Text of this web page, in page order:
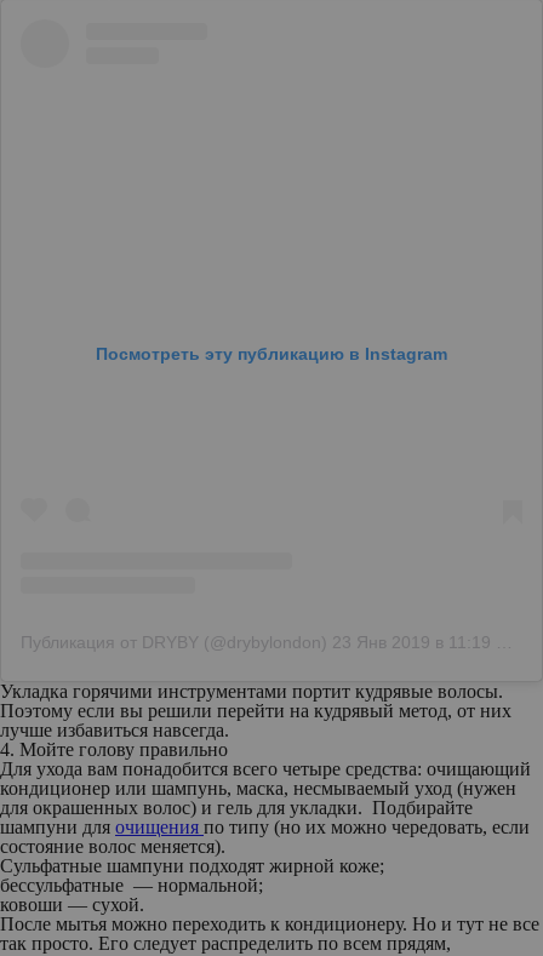
Посмотреть эту публикацию в Instagram
Публикация от DRYBY (@drybylondon) 23 Янв 2019 в 11:19 PST
Укладка горячими инструментами портит кудрявые волосы.
Поэтому если вы решили перейти на кудрявый метод, от них
лучше избавиться навсегда.
4. Мойте голову правильно
Для ухода вам понадобится всего четыре средства: очищающий
кондиционер или шампунь, маска, несмываемый уход (нужен
для окрашенных волос) и гель для укладки. Подбирайте
шампуни для очищения по типу (но их можно чередовать, если
состояние волос меняется).
Сульфатные шампуни подходят жирной коже;
бессульфатные — нормальной;
ковоши — сухой.
После мытья можно переходить к кондиционеру. Но и тут не все
так просто. Его следует распределить по всем прядям,